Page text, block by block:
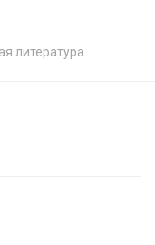
литература